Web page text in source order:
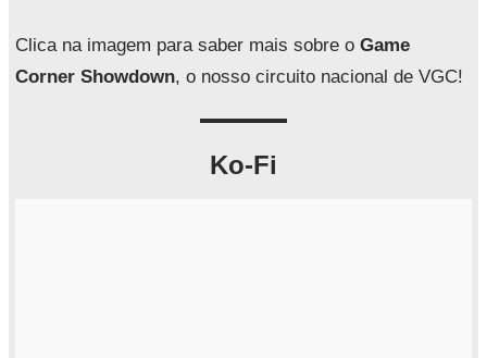
a
r
Clica na imagem para saber mais sobre o Game
Corner Showdown, o nosso circuito nacional de VGC!
Ko-Fi